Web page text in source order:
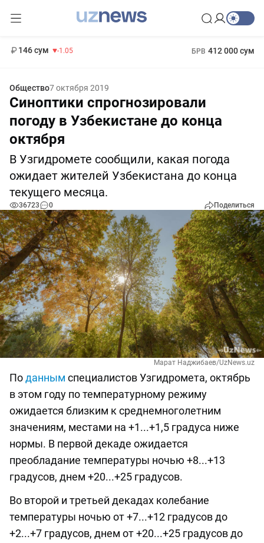
146 сум -1.05 БРВ 412 000 сум
Общество7 октября 2019
Синоптики спрогнозировали
погоду в Узбекистане до конца
октября
В Узгидромете сообщили, какая погода
ожидает жителей Узбекистана до конца
текущего месяца.
36723 0 Поделиться
Марат Наджибаев/UzNews.uz
Поданным специалистов Узгидромета, октябрь
в этом году по температурному режиму
ожидается близким к среднемноголетним
значениям, местами на +1...+1,5 градуса ниже
нормы. В первой декаде ожидается
преобладание температуры ночью +8...+13
градусов, днем +20...+25 градусов.
Во второй и третьей декадах колебание
температуры ночью от +7...+12 градусов до
+2...+7 градусов, днем от +20...+25 градусов до